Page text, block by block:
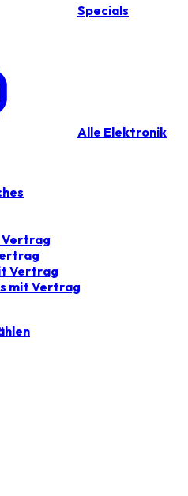
Specials
Alle Elektronik
Vertrag
Vertrag
mit Vertrag